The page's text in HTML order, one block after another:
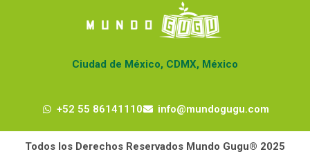
Ciudad de México, CDMX, México
+52 55 86141110 info@mundogugu.com
Todos los Derechos Reservados Mundo Gugu® 2025